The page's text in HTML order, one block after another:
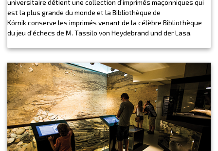
universitaire détient une collection d’imprimés maçonniques qui
est la plus grande du monde et la Bibliothèque de
Kórnik conserve les imprimés venant de la célèbre Bibliothèque
du jeu d’échecs de M. Tassilo von Heydebrand und der Lasa.